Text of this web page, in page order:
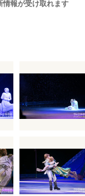
情報が受け取れます